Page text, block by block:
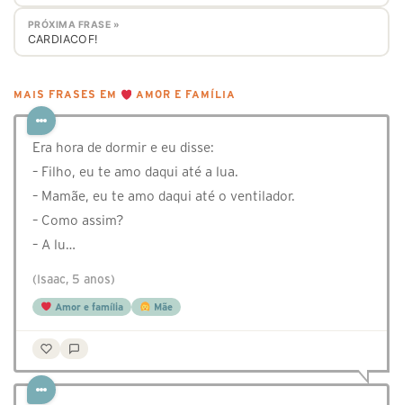
PRÓXIMA FRASE »
CARDIACOF!
MAIS FRASES EM AMOR E FAMÍLIA
Era hora de dormir e eu disse:
– Filho, eu te amo daqui até a lua.
– Mamãe, eu te amo daqui até o ventilador.
– Como assim?
– A lu…
(Isaac, 5 anos)
Amor e família Mãe